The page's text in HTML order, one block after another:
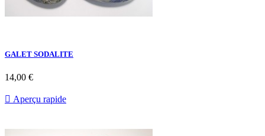
GALET SODALITE
14,00 €
 Aperçu rapide